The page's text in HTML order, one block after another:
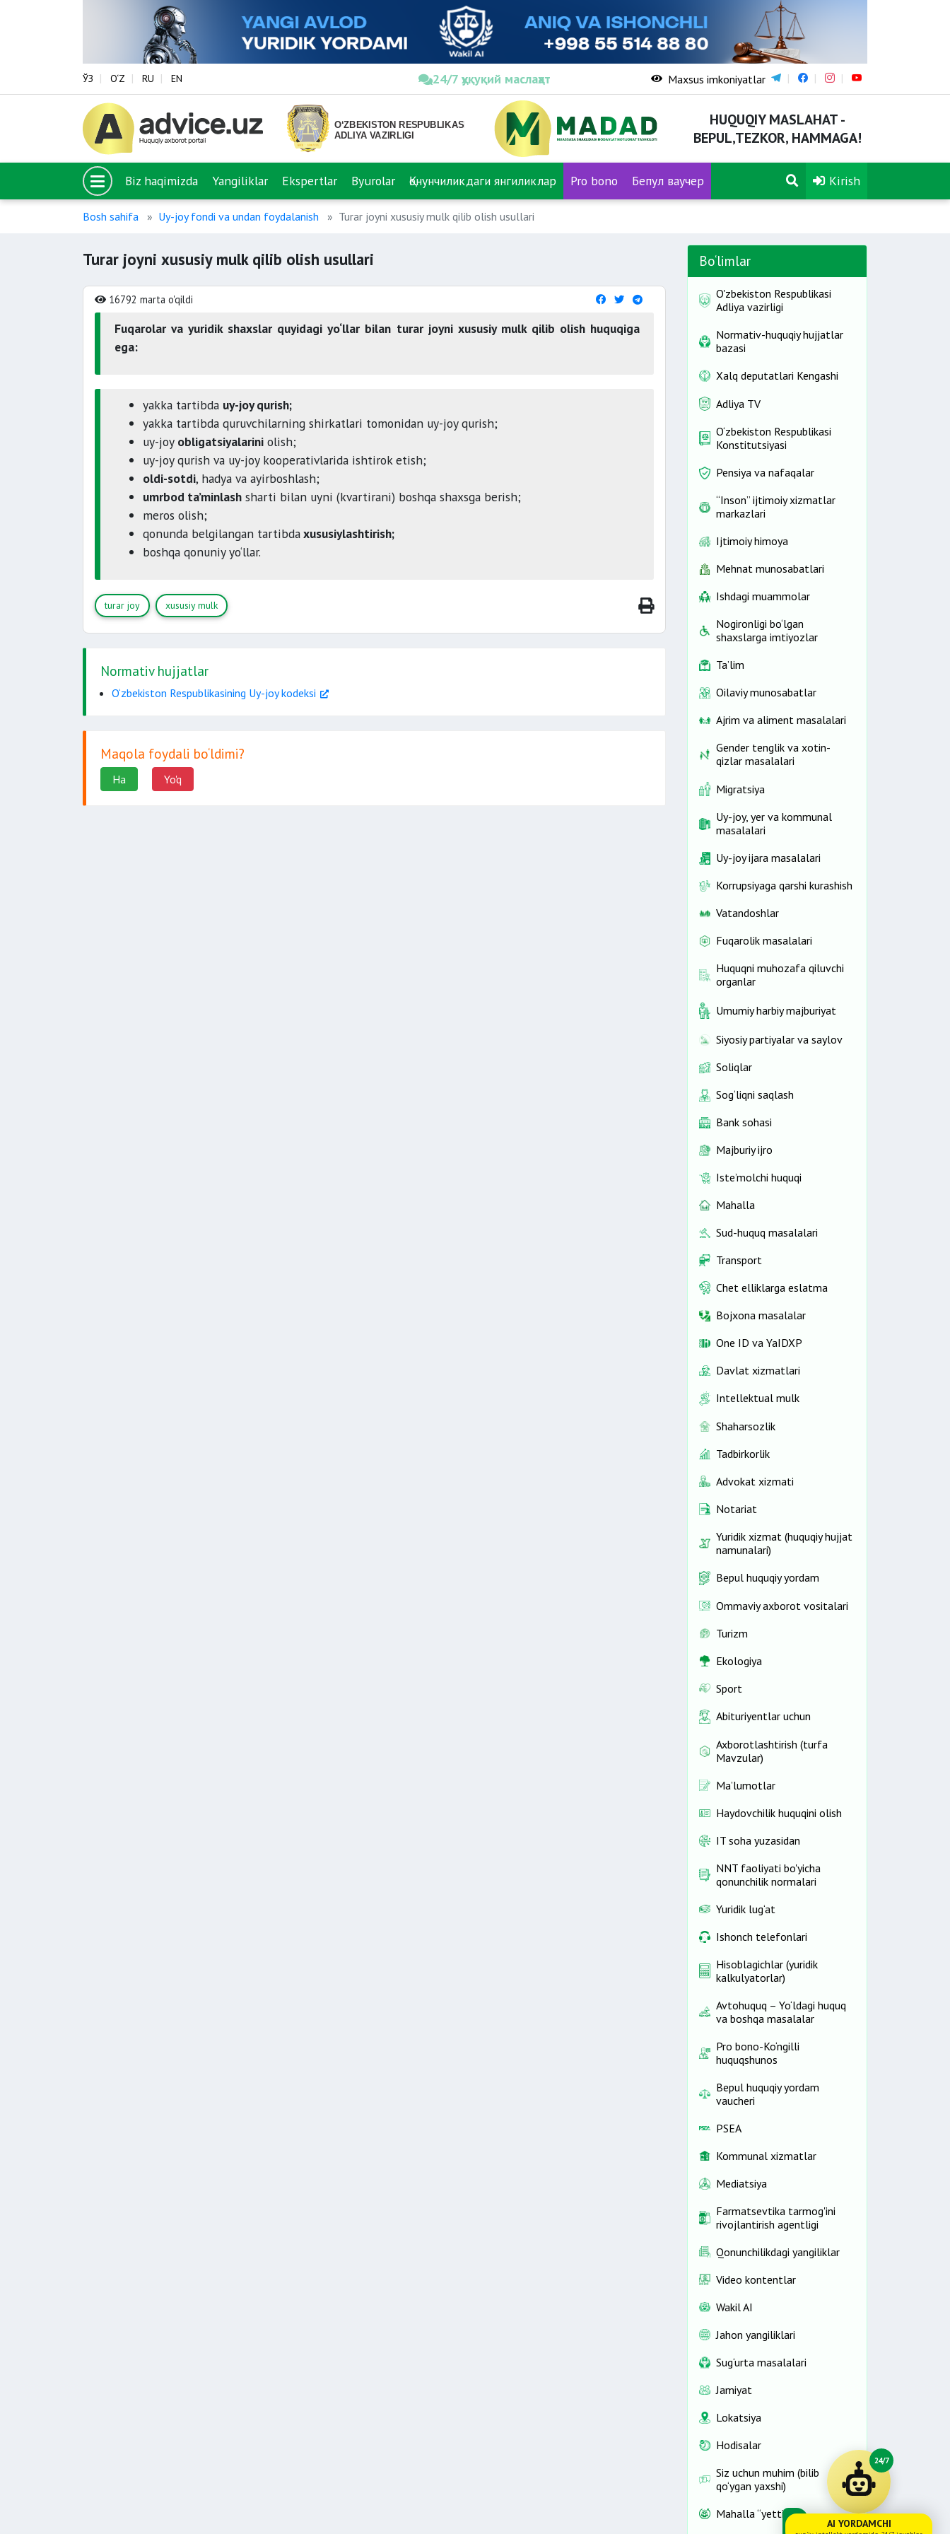
ЎЗ O‘Z RU EN 24/7 ҳуқуқий маслаҳат Maxsus imkoniyatlar
HUQUQIY MASLAHAT -
BEPUL,TEZKOR, HAMMAGA!
Biz haqimizda Yangiliklar Ekspertlar Byurolar Қонунчиликдаги янгиликлар Pro bono Бепул ваучер Kirish
Bosh sahifa Uy-joy fondi va undan foydalanish Turar joyni xususiy mulk qilib olish usullari
Turar joyni xususiy mulk qilib olish usullari
16792 marta o'qildi
Fuqarolar va yuridik shaxslar quyidagi yo‘llar bilan turar joyni xususiy mulk qilib olish huquqiga
ega:
yakka tartibda uy-joy qurish;
yakka tartibda quruvchilarning shirkatlari tomonidan uy-joy qurish;
uy-joy obligatsiyalarini olish;
uy-joy qurish va uy-joy kooperativlarida ishtirok etish;
oldi-sotdi, hadya va ayirboshlash;
umrbod ta’minlash sharti bilan uyni (kvartirani) boshqa shaxsga berish;
meros olish;
qonunda belgilangan tartibdaxususiylashtirish;
boshqa qonuniy yo‘llar.
turar joy xususiy mulk
Normativ hujjatlar
O‘zbekiston Respublikasining Uy-joy kodeksi
Maqola foydali bo‘ldimi?
Ha Yo'q
Bo‘limlar
O'zbekiston Respublikasi
Adliya vazirligi
Normativ-huquqiy hujjatlar
bazasi
Xalq deputatlari Kengashi
Adliya TV
O‘zbekiston Respublikasi
Konstitutsiyasi
Pensiya va nafaqalar
“Inson” ijtimoiy xizmatlar
markazlari
Ijtimoiy himoya
Mehnat munosabatlari
Ishdagi muammolar
Nogironligi bo‘lgan
shaxslarga imtiyozlar
Ta’lim
Oilaviy munosabatlar
Ajrim va aliment masalalari
Gender tenglik va xotin-
qizlar masalalari
Migratsiya
Uy-joy, yer va kommunal
masalalari
Uy-joy ijara masalalari
Korrupsiyaga qarshi kurashish
Vatandoshlar
Fuqarolik masalalari
Huquqni muhozafa qiluvchi
organlar
Umumiy harbiy majburiyat
Siyosiy partiyalar va saylov
Soliqlar
Sog‘liqni saqlash
Bank sohasi
Majburiy ijro
Iste’molchi huquqi
Mahalla
Sud-huquq masalalari
Transport
Chet elliklarga eslatma
Bojxona masalalar
One ID vа YaIDXP
Davlat xizmatlari
Intellektual mulk
Shaharsozlik
Tadbirkorlik
Advokat xizmati
Notariat
Yuridik xizmat (huquqiy hujjat
namunalari)
Bepul huquqiy yordam
Ommaviy axborot vositalari
Turizm
Ekologiya
Sport
Abituriyentlar uchun
Axborotlashtirish (turfa
Mavzular)
Ma’lumotlar
Haydovchilik huquqini olish
IT soha yuzasidan
NNT faoliyati bo'yicha
qonunchilik normalari
Yuridik lug‘at
Ishonch telefonlari
Hisoblagichlar (yuridik
kalkulyatorlar)
Avtohuquq – Yo‘ldagi huquq
va boshqa masalalar
Pro bono-Ko‘ngilli
huquqshunos
Bepul huquqiy yordam
vaucheri
PSEA
Kommunal xizmatlar
Mediatsiya
Farmatsevtika tarmog'ini
rivojlantirish agentligi
Qonunchilikdagi yangiliklar
Video kontentlar
Wakil AI
Jahon yangiliklari
Sug‘urta masalalari
Jamiyat
Lokatsiya
Hodisalar
Siz uchun muhim (bilib
qo‘ygan yaxshi)
Mahalla “yettiligi”
24/7
AI YORDAMCHI